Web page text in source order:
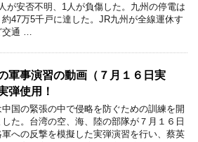
が安否不明、1人が負傷した。九州の停電は
47万5千戸に達した。JR九州が全線運休す
交通 …
軍事演習の動画（７月１６日実
弾使用！
中国の緊張の中で侵略を防ぐための訓練を開
た。台湾の空、海、陸の部隊が７月１６日
軍への反撃を模擬した実弾演習を行い、蔡英